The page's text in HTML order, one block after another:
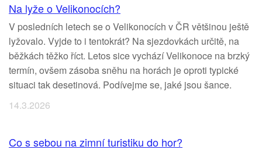
Na lyže o Velikonocích?
V posledních letech se o Velikonocích v ČR většinou ještě
lyžovalo. Vyjde to i tentokrát? Na sjezdovkách určitě, na
běžkách těžko říct. Letos sice vychází Velikonoce na brzký
termín, ovšem zásoba sněhu na horách je oproti typické
situaci tak desetinová. Podívejme se, jaké jsou šance.
14.3.2026
Co s sebou na zimní turistiku do hor?